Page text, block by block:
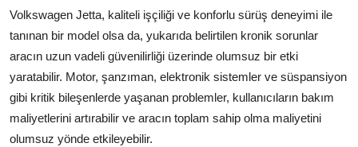
Volkswagen Jetta, kaliteli işçiliği ve konforlu sürüş deneyimi ile
tanınan bir model olsa da, yukarıda belirtilen kronik sorunlar
aracın uzun vadeli güvenilirliği üzerinde olumsuz bir etki
yaratabilir. Motor, şanzıman, elektronik sistemler ve süspansiyon
gibi kritik bileşenlerde yaşanan problemler, kullanıcıların bakım
maliyetlerini artırabilir ve aracın toplam sahip olma maliyetini
olumsuz yönde etkileyebilir.